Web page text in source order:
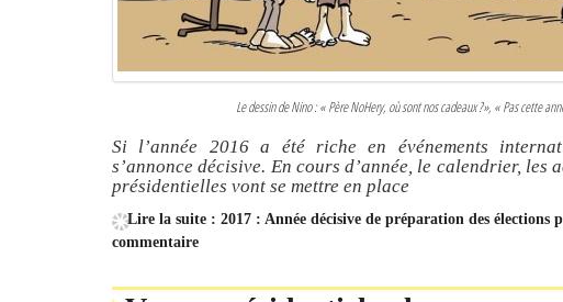
Le dessin de Nino : « Père NoHery, où sont nos cadeaux ?», « Pas cette
Si l’année 2016 a été riche en événements
s’annonce décisive. En cours d’année, le calendrier, les
présidentielles vont se mettre en place
Lire la suite : 2017 : Année décisive de préparation des élections
commentaire